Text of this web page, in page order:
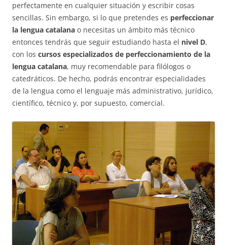
perfectamente en cualquier situación y escribir cosas
sencillas. Sin embargo, si lo que pretendes es perfeccionar
la lengua catalana o necesitas un ámbito más técnico
entonces tendrás que seguir estudiando hasta el nivel D,
con los cursos especializados de perfeccionamiento de la
lengua catalana, muy recomendable para filólogos o
catedráticos. De hecho, podrás encontrar especialidades
de la lengua como el lenguaje más administrativo, jurídico,
científico, técnico y, por supuesto, comercial.